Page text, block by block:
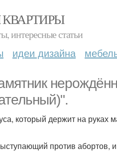
КВАРТИРЫ
интересные статьи
идеи дизайна
который держит на руках
против абортов,